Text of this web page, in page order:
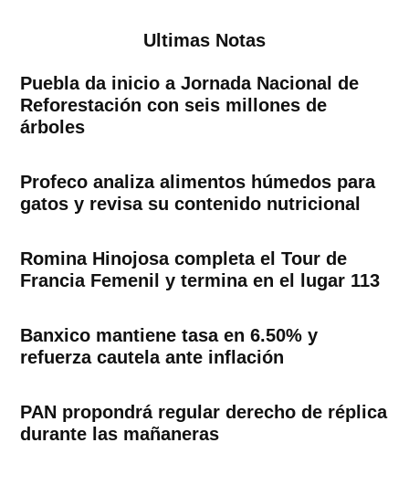
Ultimas Notas
Puebla da inicio a Jornada Nacional de
Reforestación con seis millones de
árboles
Profeco analiza alimentos húmedos para
gatos y revisa su contenido nutricional
Romina Hinojosa completa el Tour de
Francia Femenil y termina en el lugar 113
Banxico mantiene tasa en 6.50% y
refuerza cautela ante inflación
PAN propondrá regular derecho de réplica
durante las mañaneras